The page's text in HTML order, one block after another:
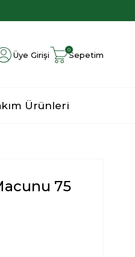
Üye Girişi Sepetim
0
Ürünleri
75